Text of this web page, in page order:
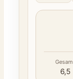
6,5